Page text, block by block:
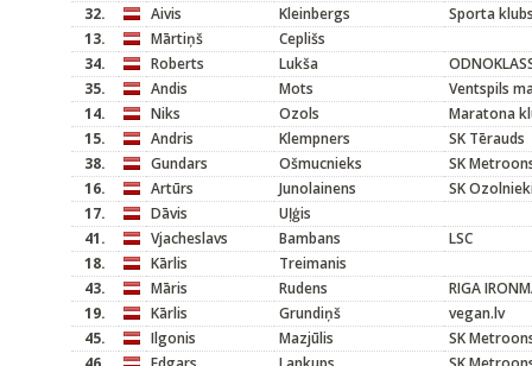
32.
Aivis Kleinbergs
Sporta
13.
Mārtiņš
Ceplišs
34.
Roberts Lukša
35.
Andis Mots
Ventspils
14.
Niks Ozols
Maratona
15.
Andris Klempners
SK Tērauds
38.
Gundars Ošmucnieks
SK
16.
Artūrs Junolainens
SK
17.
Dāvis
Uļģis
41.
Vjacheslavs Bambans
LSC
18.
Kārlis
Treimanis
43.
Māris Rudens
RIGA
19.
Kārlis Grundiņš
vegan.lv
45.
Ilgonis Mazjūlis
SK